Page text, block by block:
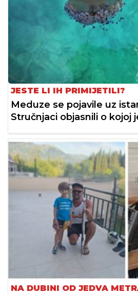
JESTE LI IH PRIMIJETILI?
Meduze se pojavile uz
Stručnjaci objasnili o kojoj
NA DUBINI OD JEDVA